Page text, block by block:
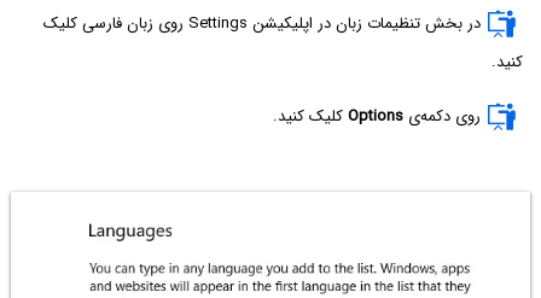
در بخش تنظیمات زبان در اپلیکیشن Settings روی زبان فارسی کلیک
کنید.
روی دکمه‌ی Optionsکلیک کنید.